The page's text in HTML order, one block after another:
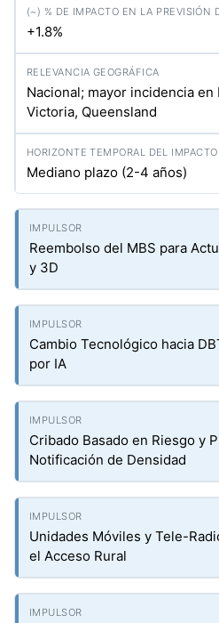
+1.8%
Nacional; mayor incidencia en
Victoria, Queensland
Mediano plazo (2-4 años)
Reembolso del MBS para
y 3D
Cambio Tecnológico hacia
por IA
Cribado Basado en Riesgo y
Notificación de Densidad
Unidades Móviles y Tele-
el Acceso Rural